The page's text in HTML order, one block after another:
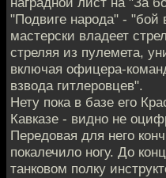
"Подвиге народа" - "бой
мастерски владеет
стреляя из пулемета,
включая офицера-
взвода гитлеровцев".
Нету пока в базе его
Кавказе - видно не
Передовая для него
покалечило ногу. До
танковом полку